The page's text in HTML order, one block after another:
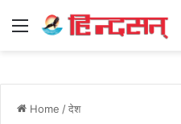
Menu
Home /देश